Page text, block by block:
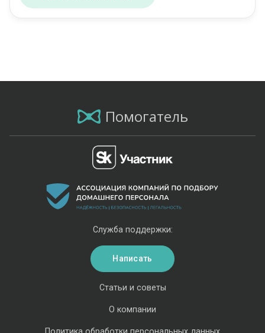
Помогатель
Статьи и советы
О компании
Служба поддержки:
Написать